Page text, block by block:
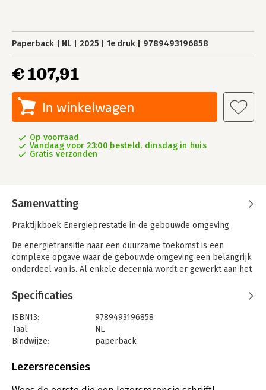
Paperback NL 2025 1e druk 9789493196858
€ 107,91
In winkelwagen
Op voorraad
Vandaag voor 23:00 besteld, dinsdag in huis
Gratis verzonden
Samenvatting
Praktijkboek Energieprestatie in de gebouwde omgeving
De energietransitie naar een duurzame toekomst is een
complexe opgave waar de gebouwde omgeving een belangrijk
onderdeel van is. Al enkele decennia wordt er gewerkt aan het
eisen te stellen aan de thermische isolatie, de afgelopen jaren
wordt er steeds breder naar de verduurzaming van de
gebouwde omgeving gekeken. Aandachtspunten daarbij zijn
het materiaalgebruik zoals biobased materialen, milieu-impact,
klimaatverandering en de opwekking en opslag van energie.
Daarnaast worden niet alleen de kansen van het gebouw
belicht, maar ligt de focus ook op het gebiedsniveau. Een
brede blik die voor toekomstbestendige oplossingen van
Specificaties
ISBN13:
9789493196858
Taal:
NL
Bindwijze:
paperback
Uitgever:
Lezersrecensies